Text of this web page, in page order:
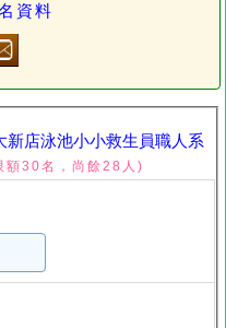
資料
新店泳池小小救生員職人系
額30名，尚餘28人)